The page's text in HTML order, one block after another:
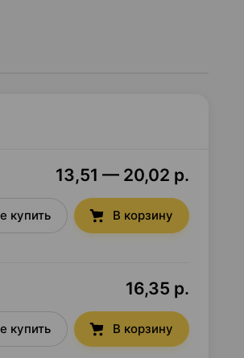
13,51 — 20,02 р.
купить В корзину
16,35 р.
купить В корзину